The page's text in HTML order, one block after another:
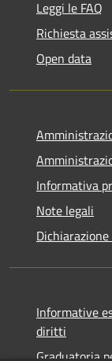
Leggi le FAQ
Richiesta
Open data
Informativa
Note legali
Informative
diritti
Graduatoria